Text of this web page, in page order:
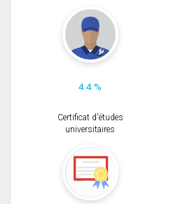
4.4 %
Certificat d'études
universitaires